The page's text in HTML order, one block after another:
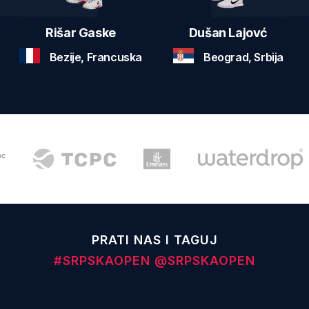
Rišar Gaske
Bezije, Francuska
Dušan Lajovć
Beograd, Srbija
PRATI NAS I TAGUJ
#SRPSKAOPEN @SRPSKAOPEN